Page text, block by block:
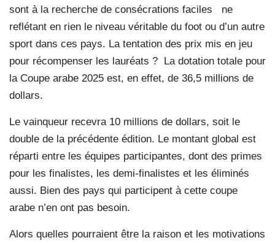
sont à la recherche de consécrations faciles ne
reflétant en rien le niveau véritable du foot ou d’un autre
sport dans ces pays. La tentation des prix mis en jeu
pour récompenser les lauréats ? La dotation totale pour
la Coupe arabe 2025 est, en effet, de 36,5 millions de
dollars.
Le vainqueur recevra 10 millions de dollars, soit le
double de la précédente édition. Le montant global est
réparti entre les équipes participantes, dont des primes
pour les finalistes, les demi-finalistes et les éliminés
aussi. Bien des pays qui participent à cette coupe
arabe n’en ont pas besoin.
Alors quelles pourraient être la raison et les motivations